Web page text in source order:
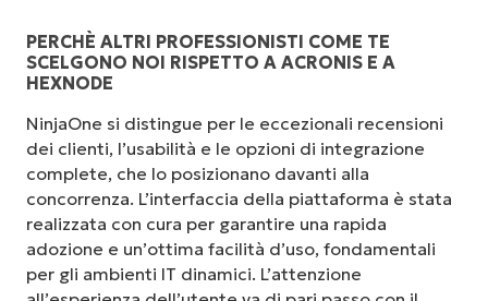
PERCHÈ ALTRI PROFESSIONISTI COME TE
SCELGONO NOI RISPETTO A ACRONIS E A
HEXNODE
NinjaOne si distingue per le eccezionali recensioni
dei clienti, l’usabilità e le opzioni di integrazione
complete, che lo posizionano davanti alla
concorrenza. L’interfaccia della piattaforma è stata
realizzata con cura per garantire una rapida
adozione e un’ottima facilità d’uso, fondamentali
per gli ambienti IT dinamici. L’attenzione